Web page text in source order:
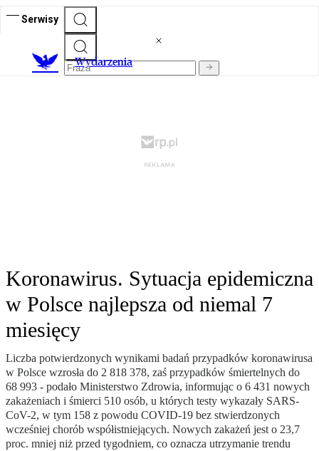
Serwisy
Wydarzenia
Koronawirus. Sytuacja epidemiczna
w Polsce najlepsza od niemal 7
miesięcy
Liczba potwierdzonych wynikami badań przypadków koronawirusa
w Polsce wzrosła do 2 818 378, zaś przypadków śmiertelnych do
68 993 - podało Ministerstwo Zdrowia, informując o 6 431 nowych
zakażeniach i śmierci 510 osób, u których testy wykazały SARS-
CoV-2, w tym 158 z powodu COVID-19 bez stwierdzonych
wcześniej chorób współistniejących. Nowych zakażeń jest o 23,7
proc. mniej niż przed tygodniem, co oznacza utrzymanie trendu